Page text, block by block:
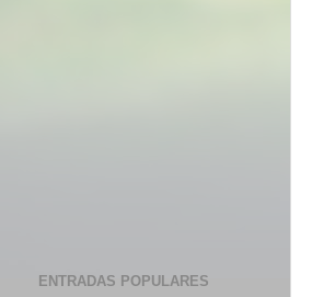
ENTRADAS POPULARES